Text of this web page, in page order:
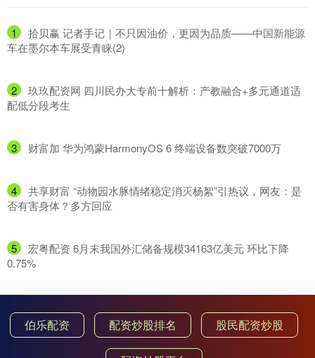
1
​拾贝赢 记者手记｜不只因油价，更因为品质——中国新能源
车在墨尔本车展受青睐(2)
2
​玖玖配资网 四川民办大专前十解析：产教融合+多元通道适
配低分段考生
3 ​财富加 华为鸿蒙HarmonyOS 6 终端设备数突破7000万
4
​共享财富 “动物园水豚情绪稳定消灭杨絮”引热议，网友：是
否有害身体？多方回应
5
​宏粤配资 6月末我国外汇储备规模34163亿美元 环比下降
0.75%
伯乐配资 配资炒股排名 股民配资炒股